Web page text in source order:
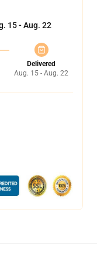
15 - Aug. 22
Delivered
Aug. 15 - Aug. 22